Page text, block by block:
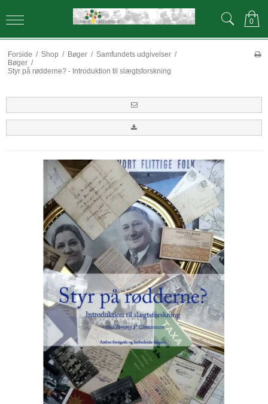
0
Forside / Shop / Bøger / Samfundets udgivelser /
Bøger /
Styr på rødderne? - Introduktion til slægtsforskning